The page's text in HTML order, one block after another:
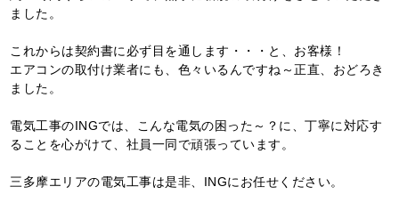
ました。
これからは契約書に必ず目を通します・・・と、お客様！
エアコンの取付け業者にも、色々いるんですね～正直、おどろき
ました。
電気工事のINGでは、こんな電気の困った～？に、丁寧に対応す
ることを心がけて、社員一同で頑張っています。
三多摩エリアの電気工事は是非、INGにお任せください。